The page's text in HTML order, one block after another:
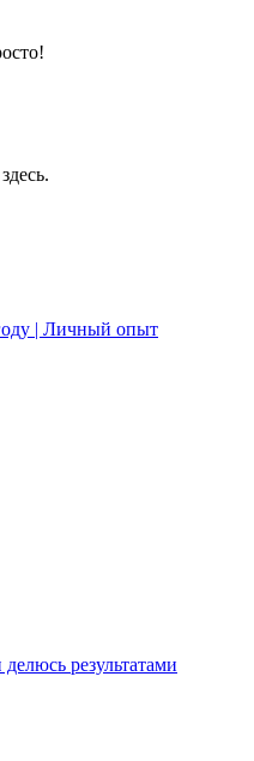
| Личный опыт
результатами